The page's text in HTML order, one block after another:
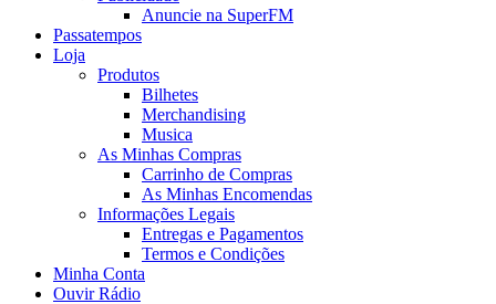
Anuncie na SuperFM
Passatempos
Loja
Produtos
Bilhetes
Merchandising
Musica
As Minhas Compras
Carrinho de Compras
As Minhas Encomendas
Informações Legais
Entregas e Pagamentos
Termos e Condições
Minha Conta
Ouvir Rádio